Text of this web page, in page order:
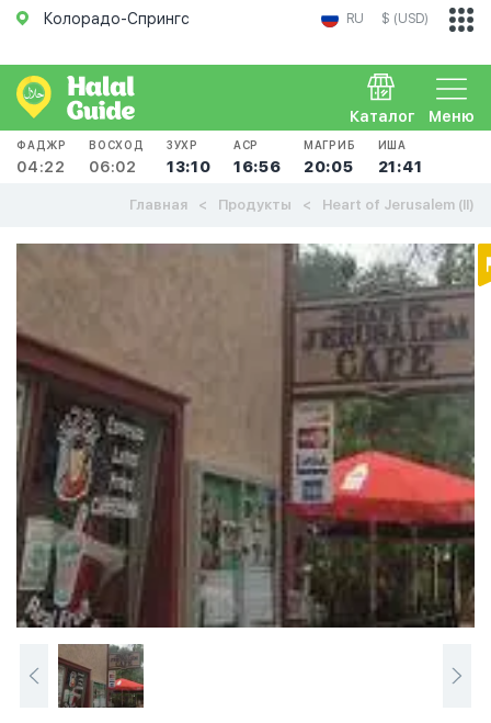
Колорадо-Спрингс RU $ (USD)
Меню
Каталог
ФАДЖР
04:22
ВОСХОД
06:02
ЗУХР
13:10
АСР
16:56
МАГРИБ
20:05
ИША
21:41
Главная Продукты Heart of Jerusalem (II)